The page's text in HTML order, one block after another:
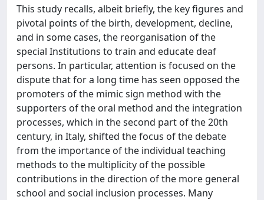
This study recalls, albeit briefly, the key figures and
pivotal points of the birth, development, decline,
and in some cases, the reorganisation of the
special Institutions to train and educate deaf
persons. In particular, attention is focused on the
dispute that for a long time has seen opposed the
promoters of the mimic sign method with the
supporters of the oral method and the integration
processes, which in the second part of the 20th
century, in Italy, shifted the focus of the debate
from the importance of the individual teaching
methods to the multiplicity of the possible
contributions in the direction of the more general
school and social inclusion processes. Many